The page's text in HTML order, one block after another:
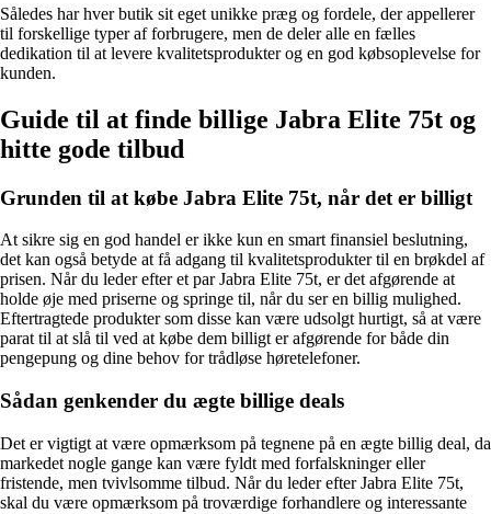
Således har hver butik sit eget unikke præg og fordele, der appellerer
til forskellige typer af forbrugere, men de deler alle en fælles
dedikation til at levere kvalitetsprodukter og en god købsoplevelse for
kunden.
Guide til at finde billige Jabra Elite 75t og
hitte gode tilbud
Grunden til at købe Jabra Elite 75t, når det er billigt
At sikre sig en god handel er ikke kun en smart finansiel beslutning,
det kan også betyde at få adgang til kvalitetsprodukter til en brøkdel af
prisen. Når du leder efter et par Jabra Elite 75t, er det afgørende at
holde øje med priserne og springe til, når du ser en billig mulighed.
Eftertragtede produkter som disse kan være udsolgt hurtigt, så at være
parat til at slå til ved at købe dem billigt er afgørende for både din
pengepung og dine behov for trådløse høretelefoner.
Sådan genkender du ægte billige deals
Det er vigtigt at være opmærksom på tegnene på en ægte billig deal, da
markedet nogle gange kan være fyldt med forfalskninger eller
fristende, men tvivlsomme tilbud. Når du leder efter Jabra Elite 75t,
skal du være opmærksom på troværdige forhandlere og interessante